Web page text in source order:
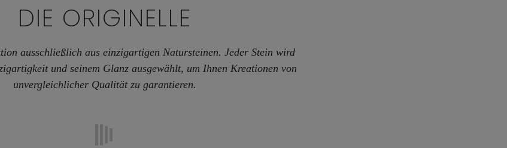
DIE ORIGINELLE
ausschließlich aus einzigartigen Natursteinen. Jeder Stein wird
und seinem Glanz ausgewählt, um Ihnen Kreationen von
unvergleichlicher Qualität zu garantieren.